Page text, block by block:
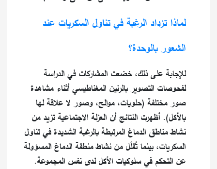
لماذا تزداد الرغبة في تناول السكريات عند
الشعور بالوحدة؟
للإجابة على ذلك، خضعت المشاركات في الدراسة
لفحوصات التصوير بالرنين المغناطيسي أثناء مشاهدة
صور مختلفة (حلويات، موالح، وصور لا علاقة لها
بالأكل). أظهرت النتائج أن العزلة الاجتماعية تزيد من
نشاط مناطق الدماغ المرتبطة بالرغبة الشديدة في تناول
السكريات، بينما تُقلّل من نشاط منطقة الدماغ المسؤولة
عن التحكم في سلوكيات الأكل لدى نفس المجموعة.